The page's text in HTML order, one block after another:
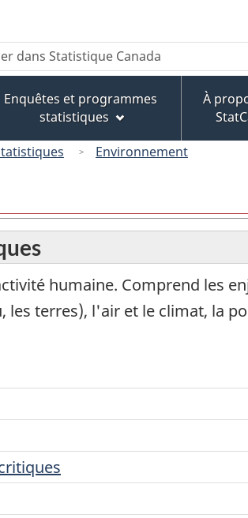
Enquêtes et programmes
statistiques
À
Environnement
humaine. Comprend les
terres), l'air et le climat, la